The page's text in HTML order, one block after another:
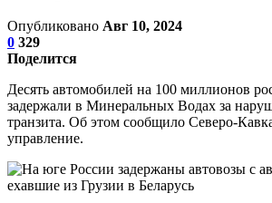
Опубликовано Авг 10, 2024
0 329
Поделится
Десять автомобилей на 100 миллионов
задержали в Минеральных Водах за
транзита. Об этом сообщило Северо-
управление.